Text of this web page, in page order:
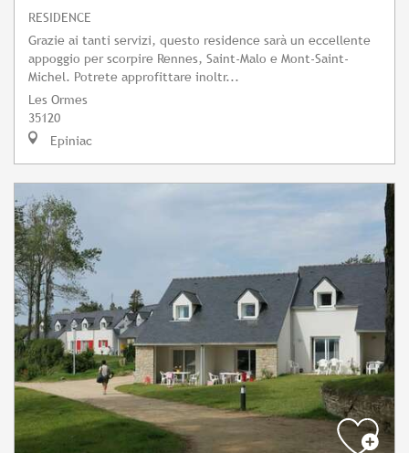
RESIDENCE
Grazie ai tanti servizi, questo residence sarà un eccellente
appoggio per scorpire Rennes, Saint-Malo e Mont-Saint-
Michel. Potrete approfittare inoltr...
Les Ormes
35120
Epiniac